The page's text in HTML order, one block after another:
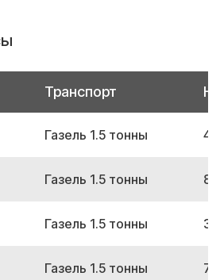
Транспорт
Газель 1.5 тонны
Газель 1.5 тонны
Газель 1.5 тонны
Газель 1.5 тонны